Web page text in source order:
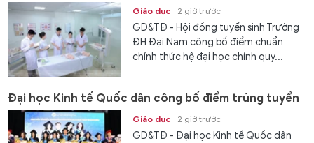
Giáo dục 2 giờ trước
GD&TĐ - Hội đồng tuyển sinh Trường
ĐH Đại Nam công bố điểm chuẩn
chính thức hệ đại học chính quy...
Đại học Kinh tế Quốc dân công bố điểm trúng tuyển
Giáo dục 2 giờ trước
GD&TĐ - Đại học Kinh tế Quốc dân